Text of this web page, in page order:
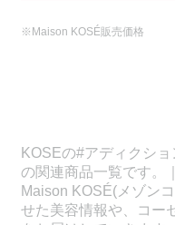
※Maison KOSÉ販売価格
KOSEの#アディクシ
の関連商品一覧です。
Maison KOSÉ(メゾン
せた美容情報や、コー